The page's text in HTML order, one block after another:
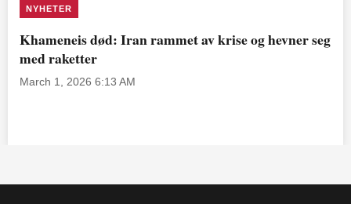
NYHETER
Khameneis død: Iran rammet av krise og hevner seg
med raketter
March 1, 2026 6:13 AM